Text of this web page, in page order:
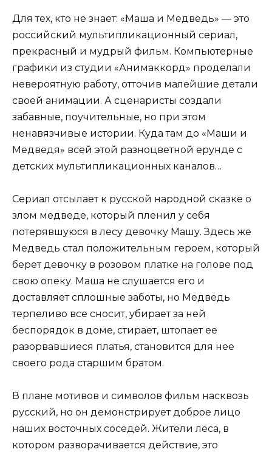
Для тех, кто не знает: «Маша и Медведь» — это
российский мультипликационный сериал,
прекрасный и мудрый фильм. Компьютерные
графики из студии «Анимаккорд» проделали
невероятную работу, отточив малейшие детали
своей анимации. А сценаристы создали
забавные, поучительные, но при этом
ненавязчивые истории. Куда там до «Маши и
Медведя» всей этой разноцветной ерунде с
детских мультипликационных каналов…
Сериал отсылает к русской народной сказке о
злом медведе, который пленил у себя
потерявшуюся в лесу девочку Машу. Здесь же
Медведь стал положительным героем, который
берет девочку в розовом платке на голове под
свою опеку. Маша не слушается его и
доставляет сплошные заботы, но Медведь
терпеливо все сносит, убирает за ней
беспорядок в доме, стирает, штопает ее
разорвавшиеся платья, становится для нее
своего рода старшим братом.
В плане мотивов и символов фильм насквозь
русский, но он демонстрирует доброе лицо
наших восточных соседей. Жители леса, в
котором разворачивается действие, это